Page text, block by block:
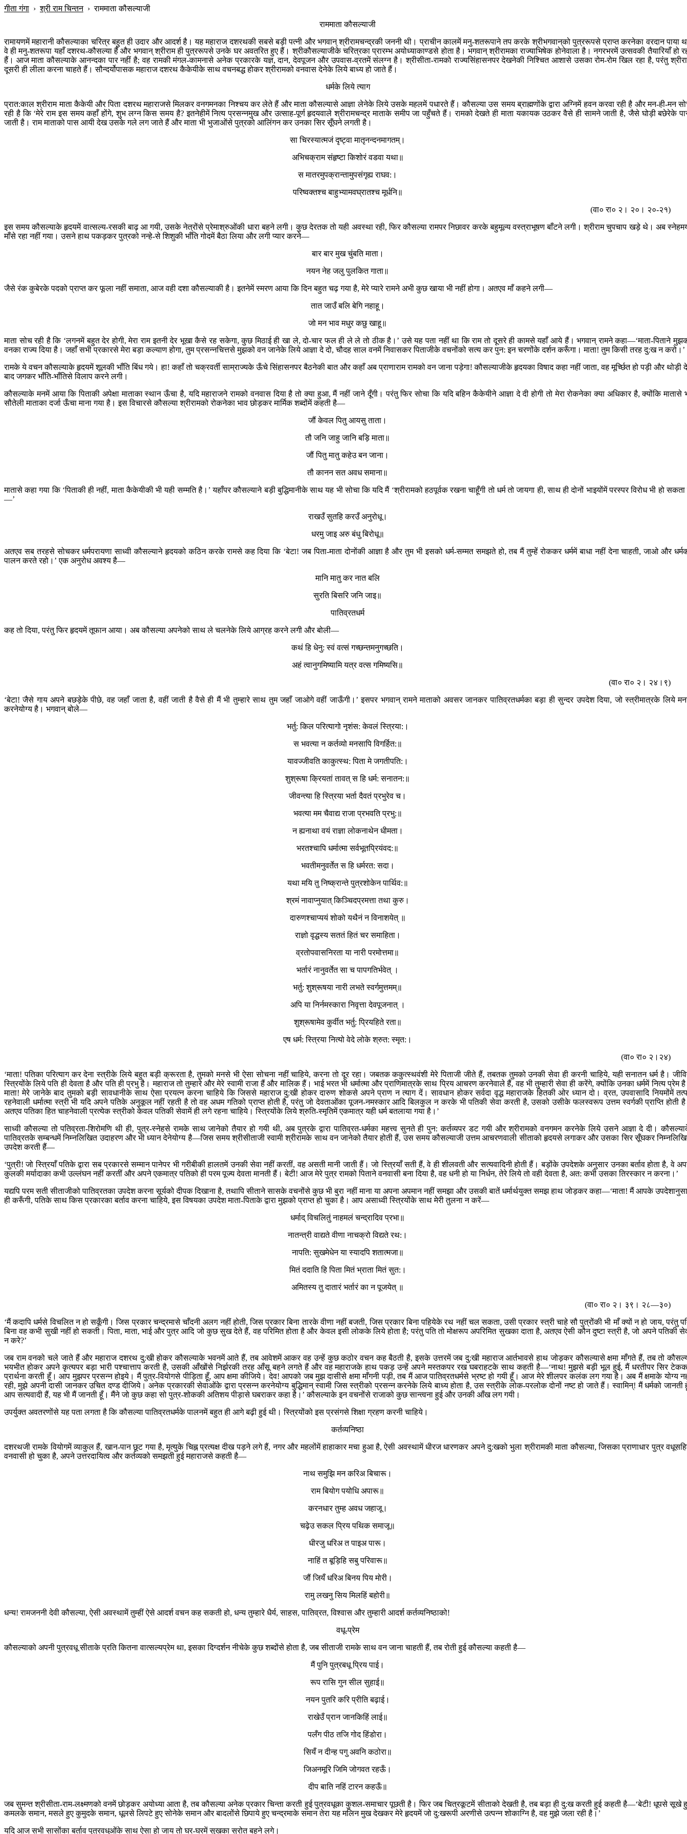
गीता गंगा ›श्री राम चिन्तन›राममाता कौसल्याजी
राममाता कौसल्याजी
रामायणमें महारानी कौसल्याका चरित्र बहुत ही उदार और आदर्श है। यह महाराज दशरथकी सबसे बड़ी पत्नी और भगवान् श्रीरामचन्द्रकी जननी थी। प्राचीन कालमें मनु-शतरूपाने तप करके श्रीभगवान‍्को पुत्ररूपसे प्राप्त करनेका वरदान पाया
वे ही मनु-शतरूपा यहाँ दशरथ-कौसल्या हैं और भगवान् श्रीराम ही पुत्ररूपसे उनके घर अवतरित हुए हैं। श्रीकौसल्याजीके चरित्रका प्रारम्भ अयोध्याकाण्डसे होता है। भगवान् श्रीरामका राज्याभिषेक होनेवाला है। नगरभरमें उत्सवकी तैयारियाँ हो
हैं। आज माता कौसल्याके आनन्दका पार नहीं है; वह रामकी मंगल-कामनासे अनेक प्रकारके यज्ञ, दान, देवपूजन और उपवास-व्रतमें संलग्न है। श्रीसीता-रामको राज्यसिंहासनपर देखनेकी निश्चित आशासे उसका रोम-रोम खिल रहा है, परंतु
दूसरी ही लीला करना चाहते हैं। सौन्दर्योपासक महाराज दशरथ कैकेयीके साथ वचनबद्ध होकर श्रीरामको वनवास देनेके लिये बाध्य हो जाते हैं।
धर्मके लिये त्याग
प्रात:काल श्रीराम माता कैकेयी और पिता दशरथ महाराजसे मिलकर वनगमनका निश्चय कर लेते हैं और माता कौसल्यासे आज्ञा लेनेके लिये उसके महलमें पधारते हैं। कौसल्या उस समय ब्राह्मणोंके द्वारा अग्निमें हवन करवा रही है और मन-ही-मन
रही है कि ‘मेरे राम इस समय कहाँ होंगे, शुभ लग्न किस समय है? इतनेहीमें नित्य प्रसन्नमुख और उत्साह-पूर्ण हृदयवाले श्रीरामचन्द्र माताके समीप जा पहुँचते हैं। रामको देखते ही माता यकायक उठकर वैसे ही सामने जाती है, जैसे घोड़ी बछेरेके
जाती है। राम माताको पास आयी देख उसके गले लग जाते हैं और माता भी भुजाओंसे पुत्रको आलिंगन कर उनका सिर सूँघने लगती है।
सा चिरस्यात्मजं दृष्ट्वा मातृनन्दनमागतम्।
अभिचक्राम संहृष्टा किशोरं वडवा यथा॥
स मातरमुपक्रान्तामुपसंगृह्य राघव:।
परिष्वक्तश्च बाहुभ्यामवघ्रातश्च मूर्धनि॥
(वा० रा० २। २०। २०-२१)
इस समय कौसल्याके हृदयमें वात्सल्य-रसकी बाढ़ आ गयी, उसके नेत्रोंसे प्रेमाश्रुओंकी धारा बहने लगी। कुछ देरतक तो यही अवस्था रही, फिर कौसल्या रामपर निछावर करके बहुमूल्य वस्त्राभूषण बाँटने लगी। श्रीराम चुपचाप खड़े थे। अब
माँसे रहा नहीं गया। उसने हाथ पकड़कर पुत्रको नन्हे-से शिशुकी भाँति गोदमें बैठा लिया और लगी प्यार करने—
बार बार मुख चुंबति माता।
नयन नेह जलु पुलकित गाता॥
जैसे रंक कुबेरके पदको प्राप्त कर फूला नहीं समाता, आज वही दशा कौसल्याकी है। इतनेमें स्मरण आया कि दिन बहुत चढ़ गया है, मेरे प्यारे रामने अभी कुछ खाया भी नहीं होगा। अतएव माँ कहने लगी—
तात जाउँ बलि बेगि नहाहू।
जो मन भाव मधुर कछु खाहू॥
माता सोच रही है कि ‘लगनमें बहुत देर होगी, मेरा राम इतनी देर भूखा कैसे रह सकेगा, कुछ मिठाई ही खा ले, दो-चार फल ही ले ले तो ठीक है।’ उसे यह पता नहीं था कि राम तो दूसरे ही कामसे यहाँ आये हैं। भगवान् रामने कहा—‘माता-पिताने
वनका राज्य दिया है। जहाँ सभी प्रकारसे मेरा बड़ा कल्याण होगा, तुम प्रसन्नचित्तसे मुझको वन जानेके लिये आज्ञा दे दो, चौदह साल वनमें निवासकर पिताजीके वचनोंको सत्य कर पुन: इन चरणोंके दर्शन करूँगा। माता! तुम किसी तरह दु:ख न करो।’
रामके ये वचन कौसल्याके हृदयमें शूलकी भाँति बिंध गये। हा! कहाँ तो चक्रवर्ती साम्राज्यके ऊँचे सिंहासनपर बैठनेकी बात और कहाँ अब प्राणाराम रामको वन जाना पड़ेगा! कौसल्याजीके हृदयका विषाद कहा नहीं जाता, वह मूर्च्छित हो पड़ी और थोड़ी
बाद जगकर भाँति-भाँतिसे विलाप करने लगी।
कौसल्याके मनमें आया कि पिताकी अपेक्षा माताका स्थान ऊँचा है, यदि महाराजने रामको वनवास दिया है तो क्या हुआ, मैं नहीं जाने दूँगी। परंतु फिर सोचा कि यदि बहिन कैकेयीने आज्ञा दे दी होगी तो मेरा रोकनेका क्या अधिकार है, क्योंकि मातासे
सौतेली माताका दर्जा ऊँचा माना गया है। इस विचारसे कौसल्या श्रीरामको रोकनेका भाव छोड़कर मार्मिक शब्दोंमें कहती है—
जौं केवल पितु आयसु ताता।
तौ जनि जाहु जानि बड़ि माता॥
जौं पितु मातु कहेउ बन जाना।
तौ कानन सत अवध समाना॥
मातासे कहा गया कि ‘पिताकी ही नहीं, माता कैकेयीकी भी यही सम्मति है।’ यहाँपर कौसल्याने बड़ी बुद्धिमानीके साथ यह भी सोचा कि यदि मैं ‘श्रीरामको हठपूर्वक रखना चाहूँगी तो धर्म तो जायगा ही, साथ ही दोनों भाइयोंमें परस्पर विरोध भी हो सकता
—’
राखउँ सुतहि करउँ अनुरोधू।
धरमु जाइ अरु बंधु बिरोधू॥
अतएव सब तरहसे सोचकर धर्मपरायणा साध्वी कौसल्याने हृदयको कठिन करके रामसे कह दिया कि ‘बेटा! जब पिता-माता दोनोंकी आज्ञा है और तुम भी इसको धर्म-सम्मत समझते हो, तब मैं तुम्हें रोककर धर्ममें बाधा नहीं देना चाहती, जाओ और
पालन करते रहो।’ एक अनुरोध अवश्य है—
मानि मातु कर नात बलि
सुरति बिसरि जनि जाइ॥
पातिव्रतधर्म
कह तो दिया, परंतु फिर हृदयमें तूफान आया। अब कौसल्या अपनेको साथ ले चलनेके लिये आग्रह करने लगी और बोली—
कथं हि धेनु: स्वं वत्सं गच्छन्तमनुगच्छति।
अहं त्वानुगमिष्यामि यत्र वत्स गमिष्यसि॥
(वा० रा० २। २४।९)
‘बेटा! जैसे गाय अपने बछड़ेके पीछे, वह जहाँ जाता है, वहीं जाती है वैसे ही मैं भी तुम्हारे साथ तुम जहाँ जाओगे वहीं जाऊँगी।’ इसपर भगवान् रामने माताको अवसर जानकर पातिव्रतधर्मका बड़ा ही सुन्दर उपदेश दिया, जो स्त्रीमात्रके लिये
करनेयोग्य है। भगवान् बोले—
भर्तु: किल परित्यागो नृशंस: केवलं स्त्रिया:।
स भवत्या न कर्तव्यो मनसापि विगर्हित:॥
यावज्जीवति काकुत्स्थ: पिता मे जगतीपति:।
शुश्रूषा क्रियतां तावत् स हि धर्म: सनातन:॥
जीवन्त्या हि स्त्रिया भर्ता दैवतं प्रभुरेव च।
भवत्या मम चैवाद्य राजा प्रभवति प्रभु:॥
न ह्यनाथा वयं राज्ञा लोकनाथेन धीमता।
भरतश्चापि धर्मात्मा सर्वभूतप्रियंवद:॥
भवतीमनुवर्तेत स हि धर्मरत: सदा।
यथा मयि तु निष्क्रान्ते पुत्रशोकेन पार्थिव:॥
श्रमं नावाप्नुयात् किञ्चिदप्रमत्ता तथा कुरु।
दारुणश्चाप्ययं शोको यथैनं न विनाशयेत् ॥
राज्ञो वृद्धस्य सततं हितं चर समाहिता।
व्रतोपवासनिरता या नारी परमोत्तमा॥
भर्तारं नानुवर्तेत सा च पापगतिर्भवेत् ।
भर्तु: शुश्रूषया नारी लभते स्वर्गमुत्तमम्॥
अपि या निर्नमस्कारा निवृत्ता देवपूजनात् ।
शुश्रूषामेव कुर्वीत भर्तु: प्रियहिते रता॥
एष धर्म: स्त्रिया नित्यो वेदे लोके श्रुत: स्मृत:।
(वा० रा० २।२४)
‘माता! पतिका परित्याग कर देना स्त्रीके लिये बहुत बड़ी क्रूरता है, तुमको मनसे भी ऐसा सोचना नहीं चाहिये, करना तो दूर रहा। जबतक ककुत्स्थवंशी मेरे पिताजी जीते हैं, तबतक तुमको उनकी सेवा ही करनी चाहिये, यही सनातन धर्म है।
स्त्रियोंके लिये पति ही देवता है और पति ही प्रभु है। महाराज तो तुम्हारे और मेरे स्वामी राजा हैं और मालिक हैं। भाई भरत भी धर्मात्मा और प्राणिमात्रके साथ प्रिय आचरण करनेवाले हैं, वह भी तुम्हारी सेवा ही करेंगे, क्योंकि उनका धर्ममें नित्य प्रेम
माता! मेरे जानेके बाद तुमको बड़ी सावधानीके साथ ऐसा प्रयत्न करना चाहिये कि जिससे महाराज दु:खी होकर दारुण शोकसे अपने प्राण न त्याग दें। सावधान होकर सर्वदा वृद्ध महाराजके हितकी ओर ध्यान दो। व्रत, उपवासादि नियमोंमें
रहनेवाली धर्मात्मा स्त्री भी यदि अपने पतिके अनुकूल नहीं रहती है तो वह अधम गतिको प्राप्त होती है, परंतु जो देवताओंका पूजन-नमस्कार आदि बिलकुल न करके भी पतिकी सेवा करती है, उसको उसीके फलस्वरूप उत्तम स्वर्गकी प्राप्ति होती
अतएव पतिका हित चाहनेवाली प्रत्येक स्त्रीको केवल पतिकी सेवामें ही लगे रहना चाहिये। स्त्रियोंके लिये श्रुति-स्मृतिमें एकमात्र यही धर्म बतलाया गया है।’
साध्वी कौसल्या तो पतिव्रता-शिरोमणि थी ही, पुत्र-स्नेहसे रामके साथ जानेको तैयार हो गयी थी, अब पुत्रके द्वारा पातिव्रत-धर्मका महत्त्व सुनते ही पुन: कर्तव्यपर डट गयी और श्रीरामको वनगमन करनेके लिये उसने आज्ञा दे दी।
पातिव्रतके सम्बन्धमें निम्नलिखित उदाहरण और भी ध्यान देनेयोग्य है—जिस समय श्रीसीताजी स्वामी श्रीरामके साथ वन जानेको तैयार होती हैं, उस समय कौसल्याजी उत्तम आचरणवाली सीताको हृदयसे लगाकर और उसका सिर सूँघकर
उपदेश करती हैं—
‘पुत्री! जो स्त्रियाँ पतिके द्वारा सब प्रकारसे सम्मान पानेपर भी गरीबीकी हालतमें उनकी सेवा नहीं करतीं, वह असती मानी जाती हैं। जो स्त्रियाँ सती हैं, वे ही शीलवती और सत्यवादिनी होती हैं। बड़ोंके उपदेशके अनुसार उनका बर्ताव होता है, वे
कुलकी मर्यादाका कभी उल्लंघन नहीं करतीं और अपने एकमात्र पतिको ही परम पूज्य देवता मानती हैं। बेटी! आज मेरे पुत्र रामको पिताने वनवासी बना दिया है, वह धनी हो या निर्धन, तेरे लिये तो वही देवता है, अत: कभी उसका तिरस्कार न करना।’
यद्यपि परम सती सीताजीको पातिव्रतका उपदेश करना सूर्यको दीपक दिखाना है, तथापि सीताने सासके वचनोंसे कुछ भी बुरा नहीं माना या अपना अपमान नहीं समझा और उसकी बातें धर्मार्थयुक्त समझ हाथ जोड़कर कहा—‘माता! मैं आपके
ही करूँगी, पतिके साथ किस प्रकारका बर्ताव करना चाहिये, इस विषयका उपदेश माता-पिताके द्वारा मुझको प्राप्त हो चुका है। आप असाध्वी स्त्रियोंके साथ मेरी तुलना न करें—
धर्माद् विचलितुं नाहमलं चन्द्रादिव प्रभा॥
नातन्त्री वाद्यते वीणा नाचक्रो विद्यते रथ:।
नापति: सुखमेधेन या स्यादपि शतात्मजा॥
मितं ददाति हि पिता मितं भ्राता मितं सुत:।
अमितस्य तु दातारं भर्तारं का न पूजयेत् ॥
(वा० रा० २। ३९। २८—३०)
‘मैं कदापि धर्मसे विचलित न हो सकूँगी। जिस प्रकार चन्द्रमासे चाँदनी अलग नहीं होती, जिस प्रकार बिना तारके वीणा नहीं बजती, जिस प्रकार बिना पहियेके रथ नहीं चल सकता, उसी प्रकार स्त्री चाहे सौ पुत्रोंकी भी माँ क्यों न हो जाय, परंतु
बिना वह कभी सुखी नहीं हो सकती। पिता, माता, भाई और पुत्र आदि जो कुछ सुख देते हैं, वह परिमित होता है और केवल इसी लोकके लिये होता है; परंतु पति तो मोक्षरूप अपरिमित सुखका दाता है, अतएव ऐसी कौन दुष्टा स्त्री है, जो अपने पतिकी
न करे?’
जब राम वनको चले जाते हैं और महाराज दशरथ दु:खी होकर कौसल्याके भवनमें आते हैं, तब आवेशमें आकर वह उन्हें कुछ कठोर वचन कह बैठती है, इसके उत्तरमें जब दु:खी महाराज आर्तभावसे हाथ जोड़कर कौसल्यासे क्षमा माँगते हैं, तब तो
भयभीत होकर अपने कृत्यपर बड़ा भारी पश्चात्ताप करती है, उसकी आँखोंसे निर्झरकी तरह आँसू बहने लगते हैं और वह महाराजके हाथ पकड़ उन्हें अपने मस्तकपर रख घबराहटके साथ कहती है—‘नाथ! मुझसे बड़ी भूल हुई, मैं धरतीपर सिर
प्रार्थना करती हूँ। आप मुझपर प्रसन्न होइये। मैं पुत्र-वियोगसे पीड़िता हूँ, आप क्षमा कीजिये। देव! आपको जब मुझ दासीसे क्षमा माँगनी पड़ी, तब मैं आज पातिव्रतधर्मसे भ्रष्ट हो गयी हूँ। आज मेरे शीलपर कलंक लग गया है। अब मैं क्षमाके योग्य
रही, मुझे अपनी दासी जानकर उचित दण्ड दीजिये। अनेक प्रकारकी सेवाओंके द्वारा प्रसन्न करनेयोग्य बुद्धिमान् स्वामी जिस स्त्रीको प्रसन्न करनेके लिये बाध्य होता है, उस स्त्रीके लोक-परलोक दोनों नष्ट हो जाते हैं। स्वामिन्! मैं धर्मको जानती
आप सत्यवादी हैं, यह भी मैं जानती हूँ। मैंने जो कुछ कहा सो पुत्र-शोककी अतिशय पीड़ासे घबराकर कहा है।’ कौसल्याके इन वचनोंसे राजाको कुछ सान्त्वना हुई और उनकी आँख लग गयी।
उपर्युक्त अवतरणोंसे यह पता लगता है कि कौसल्या पातिव्रतधर्मके पालनमें बहुत ही आगे बढ़ी हुई थी। स्त्रियोंको इस प्रसंगसे शिक्षा ग्रहण करनी चाहिये।
कर्तव्यनिष्ठा
दशरथजी रामके वियोगमें व्याकुल हैं, खान-पान छूट गया है, मृत्युके चिह्न प्रत्यक्ष दीख पड़ने लगे हैं, नगर और महलोंमें हाहाकार मचा हुआ है, ऐसी अवस्थामें धीरज धारणकर अपने दु:खको भुला श्रीरामकी माता कौसल्या, जिसका प्राणाधार पुत्र
वनवासी हो चुका है, अपने उत्तरदायित्व और कर्तव्यको समझती हुई महाराजसे कहती है—
नाथ समुझि मन करिअ बिचारू।
राम बियोग पयोधि अपारू॥
करनधार तुम्ह अवध जहाजू।
चढ़ेउ सकल प्रिय पथिक समाजू॥
धीरजु धरिअ त पाइअ पारू।
नाहिं त बूड़िहि सबु परिवारू॥
जौं जियँ धरिअ बिनय पिय मोरी।
रामु लखनु सिय मिलहिं बहोरी॥
धन्य! रामजननी देवी कौसल्या, ऐसी अवस्थामें तुम्हीं ऐसे आदर्श वचन कह सकती हो, धन्य तुम्हारे धैर्य, साहस, पातिव्रत, विश्वास और तुम्हारी आदर्श कर्तव्यनिष्ठाको!
वधू-प्रेम
कौसल्याको अपनी पुत्रवधू सीताके प्रति कितना वात्सल्यप्रेम था, इसका दिग्दर्शन नीचेके कुछ शब्दोंसे होता है, जब सीताजी रामके साथ वन जाना चाहती हैं, तब रोती हुई कौसल्या कहती है—
मैं पुनि पुत्रबधू प्रिय पाई।
रूप रासि गुन सील सुहाई॥
नयन पुतरि करि प्रीति बढ़ाई।
राखेउँ प्रान जानकिहिं लाई॥
पलँग पीठ तजि गोद हिंडोरा।
सियँ न दीन्ह पगु अवनि कठोरा॥
जिअनमूरि जिमि जोगवत रहऊँ।
दीप बाति नहिं टारन कहऊँ॥
जब सुमन्त श्रीसीता-राम-लक्ष्मणको वनमें छोड़कर अयोध्या आता है, तब कौसल्या अनेक प्रकार चिन्ता करती हुई पुत्रवधूका कुशल-समाचार पूछती है। फिर जब चित्रकूटमें सीताको देखती है, तब बड़ा ही दु:ख करती हुई कहती है—‘बेटी! धूपसे सूखे
कमलके समान, मसले हुए कुमुदके समान, धूलसे लिपटे हुए सोनेके समान और बादलोंसे छिपाये हुए चन्द्रमाके समान तेरा यह मलिन मुख देखकर मेरे हृदयमें जो दु:खरूपी अरणीसे उत्पन्न शोकाग्नि है, वह मुझे जला रही है।’
यदि आज सभी सासोंका बर्ताव पुत्रवधुओंके साथ ऐसा हो जाय तो घर-घरमें सुखका स्रोत बहने लगे।